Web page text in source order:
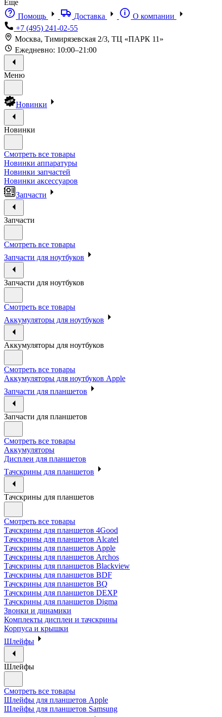
Еще
Помощь
Доставка
О компании
+7 (495) 241-02-55
Москва, Тимирязевская 2/3, ТЦ «ПАРК 11»
Ежедневно: 10:00–21:00
Меню
Новинки
Новинки
Смотреть все товары
Новинки аппаратуры
Новинки запчастей
Новинки аксессуаров
Запчасти
Запчасти
Смотреть все товары
Запчасти для ноутбуков
Запчасти для ноутбуков
Смотреть все товары
Аккумуляторы для ноутбуков
Аккумуляторы для ноутбуков
Смотреть все товары
Аккумуляторы для ноутбуков Apple
Запчасти для планшетов
Запчасти для планшетов
Смотреть все товары
Аккумуляторы
Дисплеи для планшетов
Тачскрины для планшетов
Тачскрины для планшетов
Смотреть все товары
Тачскрины для планшетов 4Good
Тачскрины для планшетов Alcatel
Тачскрины для планшетов Apple
Тачскрины для планшетов Archos
Тачскрины для планшетов Blackview
Тачскрины для планшетов BDF
Тачскрины для планшетов BQ
Тачскрины для планшетов DEXP
Тачскрины для планшетов Digma
Звонки и динамики
Комплекты дисплеи и тачскрины
Корпуса и крышки
Шлейфы
Шлейфы
Смотреть все товары
Шлейфы для планшетов Apple
Шлейфы для планшетов Samsung